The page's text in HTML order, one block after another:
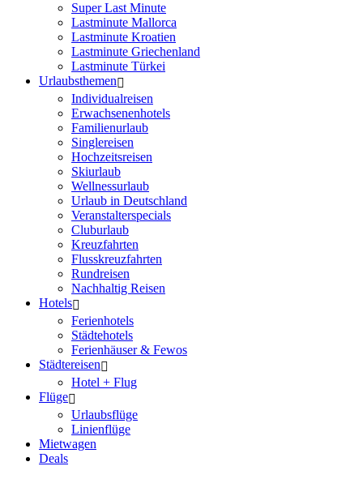
Super Last Minute
Lastminute Mallorca
Lastminute Kroatien
Lastminute Griechenland
Lastminute Türkei
Urlaubsthemen
Individualreisen
Erwachsenenhotels
Familienurlaub
Singlereisen
Hochzeitsreisen
Skiurlaub
Wellnessurlaub
Urlaub in Deutschland
Veranstalterspecials
Cluburlaub
Kreuzfahrten
Flusskreuzfahrten
Rundreisen
Nachhaltig Reisen
Hotels
Ferienhotels
Städtehotels
Ferienhäuser & Fewos
Städtereisen
Hotel + Flug
Flüge
Urlaubsflüge
Linienflüge
Mietwagen
Deals